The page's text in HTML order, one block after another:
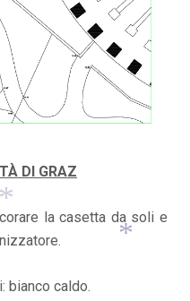
DI GRAZ
la casetta da soli e
bianco caldo.